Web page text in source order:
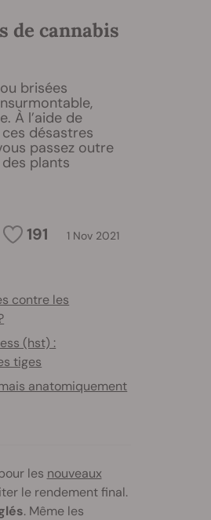
de cannabis
brisées
À l’aide de
désastres
passez outre
plants
191 1 Nov 2021
contre les
(hst) :
tiges
anatomiquement
les nouveaux
le rendement final.
. Même les